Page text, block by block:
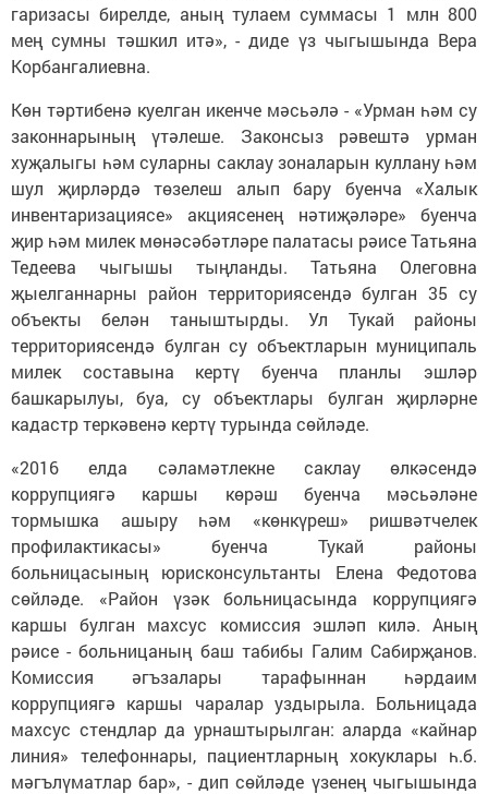
гаризасы бирелде, аның тулаем суммасы 1 млн 800
мең сумны тәшкил итә», - диде үз чыгышында Вера
Корбангалиевна.
Көн тәртибенә куелган икенче мәсьәлә - «Урман һәм су
законнарының үтәлеше. Законсыз рәвештә урман
хуҗалыгы һәм суларны саклау зоналарын куллану һәм
шул җирләрдә төзелеш алып бару буенча «Халык
инвентаризациясе» акциясенең нәтиҗәләре» буенча
җир һәм милек мөнәсәбәтләре палатасы рәисе Татьяна
Тедеева чыгышы тыңланды. Татьяна Олеговна
җыелганнарны район территориясендә булган 35 су
объекты белән таныштырды. Ул Тукай районы
территориясендә булган су объектларын муниципаль
милек составына кертү буенча планлы эшләр
башкарылуы, буа, су объектлары булган җирләрне
кадастр теркәвенә кертү турында сөйләде.
«2016 елда сәламәтлекне саклау өлкәсендә
коррупциягә каршы көрәш буенча мәсьәләне
тормышка ашыру һәм «көнкүреш» ришвәтчелек
профилактикасы» буенча Тукай районы
больницасының юрисконсультанты Елена Федотова
сөйләде. «Район үзәк больницасында коррупциягә
каршы булган махсус комиссия эшләп килә. Аның
рәисе - больницаның баш табибы Галим Сабирҗанов.
Комиссия әгъзалары тарафыннан һәрдаим
коррупциягә каршы чаралар уздырыла. Больницада
махсус стендлар да урнаштырылган: аларда «кайнар
линия» телефоннары, пациентларның хокуклары һ.б.
мәгълүматлар бар», - дип сөйләде үзенең чыгышында